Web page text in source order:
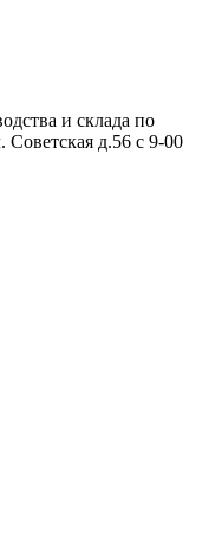
и склада по
Советская д.56 с 9-00